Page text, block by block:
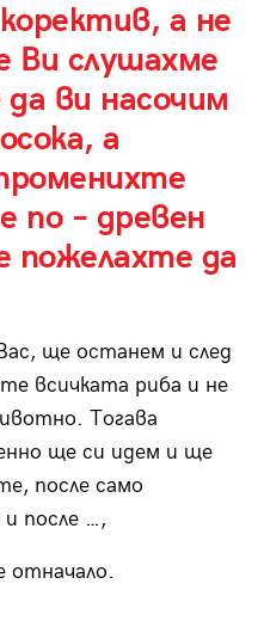
а не
Ви слушахме
ви насочим
а
по – древен
пожелахте да
ще останем и след
всичката риба и не
Тогава
ще си идем и ще
после само
после …,
отначало.